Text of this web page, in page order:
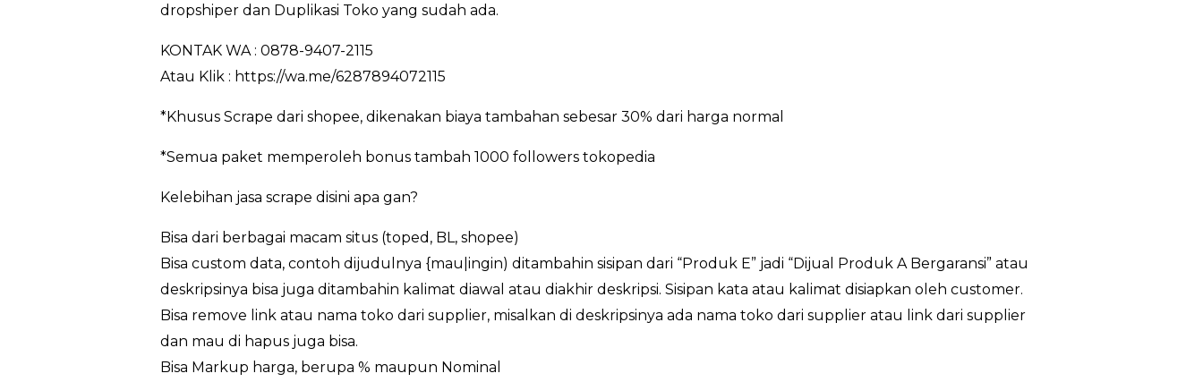
dropshiper dan Duplikasi Toko yang sudah ada.
KONTAK WA : 0878-9407-2115
Atau Klik : https://wa.me/6287894072115
*Khusus Scrape dari shopee, dikenakan biaya tambahan sebesar 30% dari harga normal
*Semua paket memperoleh bonus tambah 1000 followers tokopedia
Kelebihan jasa scrape disini apa gan?
Bisa dari berbagai macam situs (toped, BL, shopee)
Bisa custom data, contoh dijudulnya {mau|ingin) ditambahin sisipan dari “Produk E” jadi “Dijual Produk A Bergaransi” atau
deskripsinya bisa juga ditambahin kalimat diawal atau diakhir deskripsi. Sisipan kata atau kalimat disiapkan oleh customer.
Bisa remove link atau nama toko dari supplier, misalkan di deskripsinya ada nama toko dari supplier atau link dari supplier
dan mau di hapus juga bisa.
Bisa Markup harga, berupa % maupun Nominal